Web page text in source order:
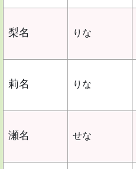
梨名 りな
莉名 りな
瀬名 せな